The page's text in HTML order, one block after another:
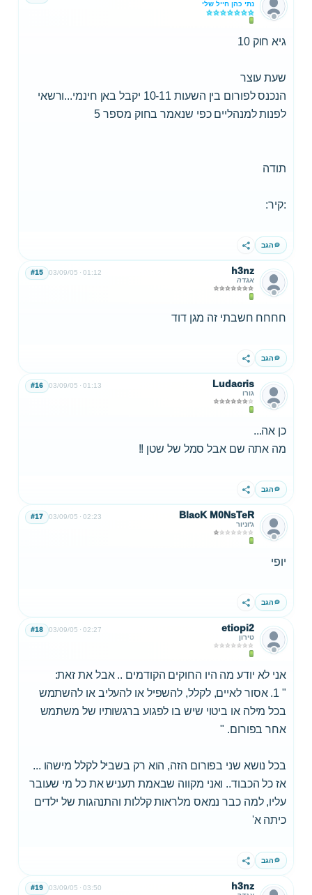
נתי כהן חייל שלי
גיא חוק 10
שעת עוצר
הנכנס לפורום בין השעות 10-11 יקבל באן חינמי...ורשאי
לפנות למנהליים כפי שנאמר בחוק מספר 5
תודה
:קיר:
הגב שתף
h3nz
אגדה
03/09/05 01:12
#15
חחחח חשבתי זה מגן דוד
הגב שתף
Ludacris
גורו
03/09/05 01:13
#16
כן אה...
מה אתה שם אבל סמל של שטן !!
הגב שתף
BlacK M0NsTeR
ג'וניור
03/09/05 02:23
#17
יופי
הגב שתף
etiopi2
טירון
03/09/05 02:27
#18
אני לא יודע מה היו החוקים הקודמים .. אבל את זאת:
" 1. אסור לאיים, לקלל, להשפיל או להעליב או להשתמש
בכל מילה או ביטוי שיש בו לפגוע ברגשותיו של משתמש
אחר בפורום. "
בכל נושא שני בפורום הזה, הוא רק בשביל לקלל מישהו ...
אז כל הכבוד.. ואני מקווה שבאמת תעניש את כל מי שעובר
עליו, למה כבר נמאס מלראות קללות והתנהגות של ילדים
כיתה א'
הגב שתף
h3nz
03/09/05 03:50
#19